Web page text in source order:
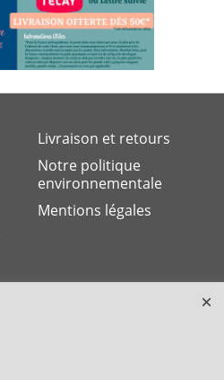
Livraison et retours
Notre politique
environnementale
Mentions légales